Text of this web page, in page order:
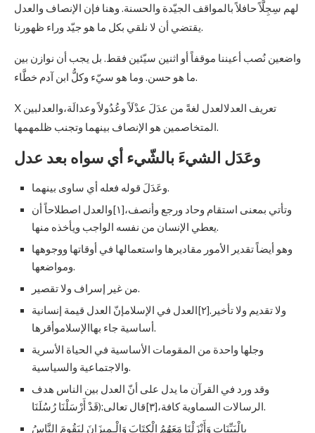
لهم سِجِلَّاً حافلاً بالمواقف الجيّدة والحسنة. وهنا فإن الإنصاف والعدل
يقتضي أن لا نلقي بكل ما هو جيّد وراء ظهورنا.
واضعين نُصب أعيننا موقفاً أو اثنين سيّئين فقط. بل يجب أن نوازن بين
ما هو حسن. وما هو سيّء وكلُّ ابن آدم خطَّاء.
X تعريف العدلالعدل لغةً من عدَلَ عدْلَاً وعُدُولاً وعدالَة،والعدلبين
المتخاصمين هو الإنصاف بينهما وتجنب ظلمهمها.
وعَدَل الشيءَ بالشّيء أي سواه بعد عدل
وعَدَلَ قوله فعله أي ساوى بينهما.
وتأتي بمعنى استقام وحاد ورجع وأنصف،[١]والعدل اصطلاحاً أن
يعطي الإنسان من نفسه الواجب ويأخذه منها.
وهو أيضاً تقدير الأمور مقاديرها واستعمالها في أوقاتها ووجوهها
ومواضعها.
من غير إسراف ولا تقصير.
ولا تقديم ولا تأخير.[٢]العدل في الإسلامإنّ العدل قيمة إنسانية
أساسية جاء بهاالإسلاموأقرها.
وجلها واحدة من المقومات الأساسية في الحياة الأسرية
والاجتماعية والسياسية.
وقد ورد في القرآن ما يدل على أنّ العدل بين الناس هدف
الرسالات السماوية كافة،[٣]قال تعالى:(قَدْ أَرْسَلْنَا رُسُلَنَا.
بِالْبَيِّنَاتِ وَأَنْزَلْنَا مَعَهُمُ الْكِتَابَ وَالْـمِيزَانَ لِيَقُومَ النَّاسُ